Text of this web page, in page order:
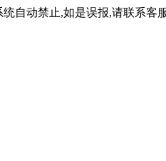
自动禁止,如是误报,请联系客